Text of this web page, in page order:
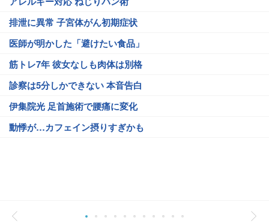
排泄に異常 子宮体がん初期症状
医師が明かした「避けたい食品」
筋トレ7年 彼女なしも肉体は別格
診察は5分しかできない 本音告白
伊集院光 足首施術で腰痛に変化
動悸が…カフェイン摂りすぎかも